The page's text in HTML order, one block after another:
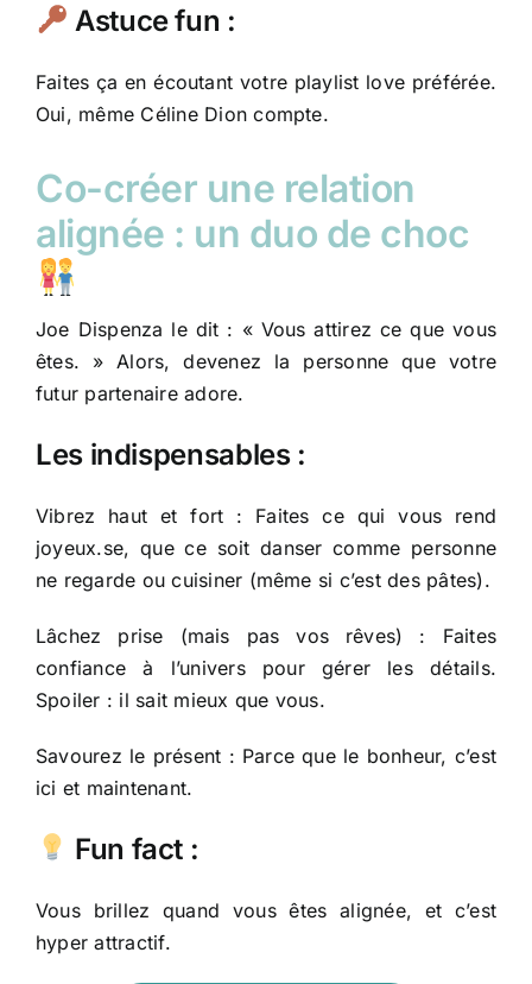
Astuce fun :
Faites ça en écoutant votre playlist love préférée.
Oui, même Céline Dion compte.
Co-créer une relation
alignée : un duo de choc
Joe Dispenza le dit : « Vous attirez ce que vous
êtes. » Alors, devenez la personne que votre
futur partenaire adore.
Les indispensables :
Vibrez haut et fort : Faites ce qui vous rend
joyeux.se, que ce soit danser comme personne
ne regarde ou cuisiner (même si c’est des pâtes).
Lâchez prise (mais pas vos rêves) : Faites
confiance à l’univers pour gérer les détails.
Spoiler : il sait mieux que vous.
Savourez le présent : Parce que le bonheur, c’est
ici et maintenant.
Fun fact :
Vous brillez quand vous êtes alignée, et c’est
hyper attractif.